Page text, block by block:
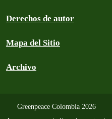
Derechos de autor
Mapa del Sitio
Archivo
Greenpeace Colombia 2026